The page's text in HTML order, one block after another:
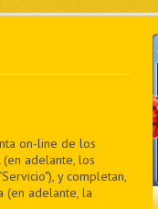
on-line de los
adelante, los
y completan,
(en adelante, la